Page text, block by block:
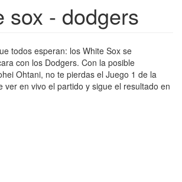
sox - dodgers
todos esperan: los White Sox se
con los Dodgers. Con la posible
Ohtani, no te pierdas el Juego 1 de la
ver en vivo el partido y sigue el resultado en